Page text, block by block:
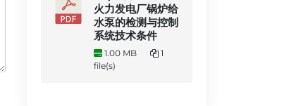
火力发电厂锅炉给
水泵的检测与控制
系统技术条件
1.00 MB
1
file(s)